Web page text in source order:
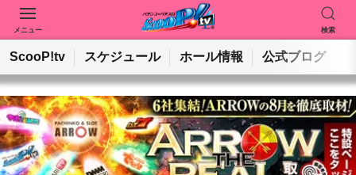
メニュー 検索
動画を検索 ホールを検索
検索
ScooP!tv スケジュール ホール情報 公式ブログ